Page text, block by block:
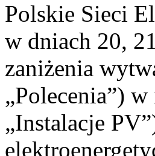
Polskie Sieci
w dniach 20,
zaniżenia
„Polecenia”)
„Instalacje